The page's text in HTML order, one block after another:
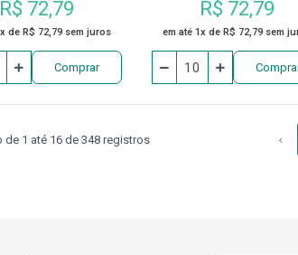
R$ 72,79
de R$ 72,79 sem juros
Comprar
R$ 72,79
em até 1x de R$ 72,79 sem
de 1 até 16 de 348 registros